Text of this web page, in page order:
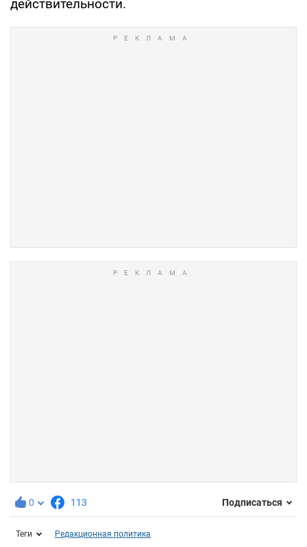
действительности.
0 113 Подписаться
Теги Редакционная политика